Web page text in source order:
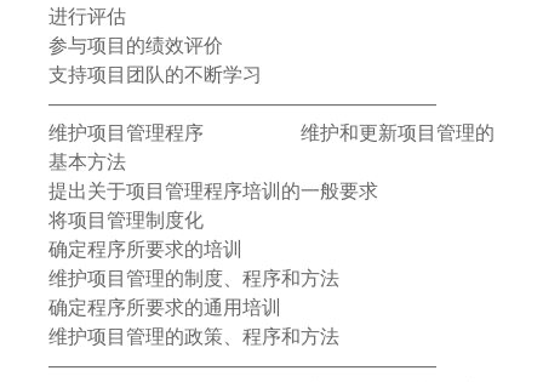
进行评估
参与项目的绩效评价
支持项目团队的不断学习
————————————————————
维护项目管理程序 维护和更新项目管理的
基本方法
提出关于项目管理程序培训的一般要求
将项目管理制度化
确定程序所要求的培训
维护项目管理的制度、程序和方法
确定程序所要求的通用培训
维护项目管理的政策、程序和方法
————————————————————